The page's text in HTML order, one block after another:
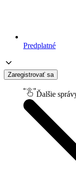
Predplatné
Zaregistrovať sa
Ďalšie